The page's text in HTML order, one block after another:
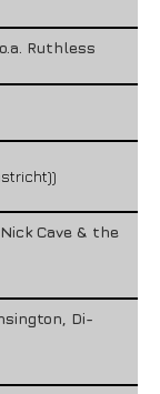
Ruthless
Cave & the
Di-